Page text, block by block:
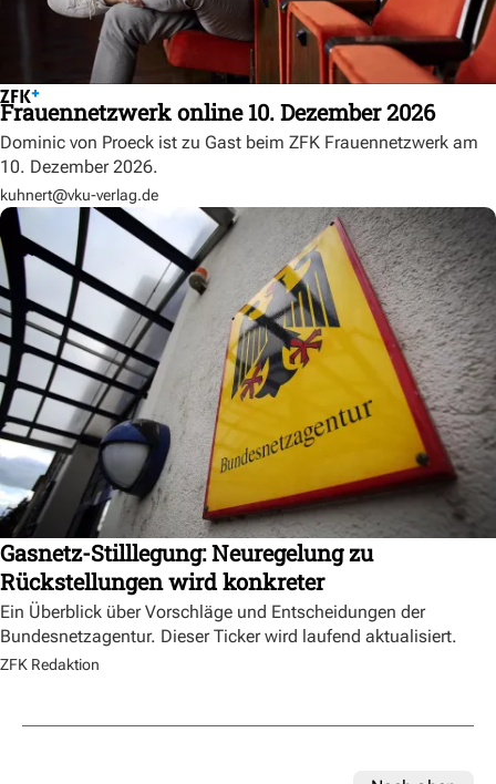
Frauennetzwerk online 10. Dezember 2026
Dominic von Proeck ist zu Gast beim ZFK Frauennetzwerk am
10. Dezember 2026.
kuhnert@vku-verlag.de
Gasnetz-Stilllegung: Neuregelung zu
Rückstellungen wird konkreter
Ein Überblick über Vorschläge und Entscheidungen der
Bundesnetzagentur. Dieser Ticker wird laufend aktualisiert.
ZFK Redaktion